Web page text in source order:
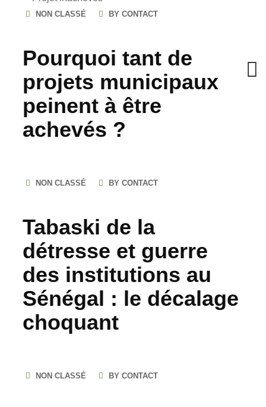
NON CLASSÉ BY CONTACT
Pourquoi tant de
projets municipaux
peinent à être
achevés ?
NON CLASSÉ BY CONTACT
Tabaski de la
détresse et guerre
des institutions au
Sénégal : le décalage
choquant
NON CLASSÉ BY CONTACT